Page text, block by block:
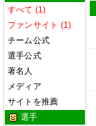
すべて (1)
ファンサイト (1)
チーム公式
選手公式
著名人
メディア
サイトを推薦
選手